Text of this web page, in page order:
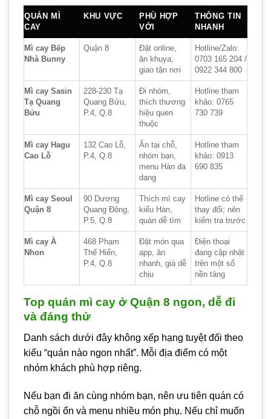
QUÁN MÌ
CAY
KHU VỰC
PHÙ HỢP
VỚI
THÔNG TIN
NHANH
Mì cay Bếp
Nhà Bunny
Quận 8
Đặt online,
ăn khuya,
giao tận nơi
Hotline/Zalo:
0703 165 204 /
0922 344 800
Mì cay Sasin
Tạ Quang
Bửu
228-230 Tạ
Quang Bửu,
P.4, Q.8
Đi nhóm,
thích thương
hiệu quen
thuộc
Hotline tham
khảo: 0765
730 739
Mì cay Hagu
Cao Lỗ
132 Cao Lỗ,
P.4, Q.8
Ăn tại chỗ,
nhóm bạn,
menu Hàn đa
dạng
Hotline tham
khảo: 0913
690 835
Mì cay Seoul
Quận 8
90 Dương
Quang Đông,
P.5, Q.8
Thích mì cay
kiểu Hàn,
quán dễ tìm
Hotline có thể
thay đổi; nên
kiểm tra trước
Mì cay À
Nhon
468 Phạm
Thế Hiển,
P.4, Q.8
Đặt món qua
app, ăn
nhanh, giá dễ
chịu
Điện thoại
đang cập nhật
trên một số
nền tảng
Top quán mì cay ở Quận 8 ngon, dễ đi
và đáng thử
Danh sách dưới đây không xếp hạng tuyệt đối theo
kiểu “quán nào ngon nhất”. Mỗi địa điểm có một
nhóm khách phù hợp riêng.
Nếu bạn đi ăn cùng nhóm bạn, nên ưu tiên quán có
chỗ ngồi ổn và menu nhiều món phụ. Nếu chỉ muốn